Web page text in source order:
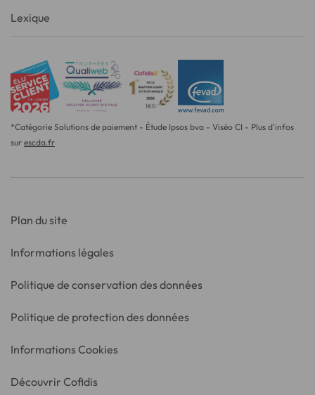
Lexique
*Catégorie Solutions de paiement - Étude Ipsos bva - Viséo CI - Plus d'infos
sur escda.fr
Plan du site
Informations légales
Politique de conservation des données
Politique de protection des données
Informations Cookies
Découvrir Cofidis